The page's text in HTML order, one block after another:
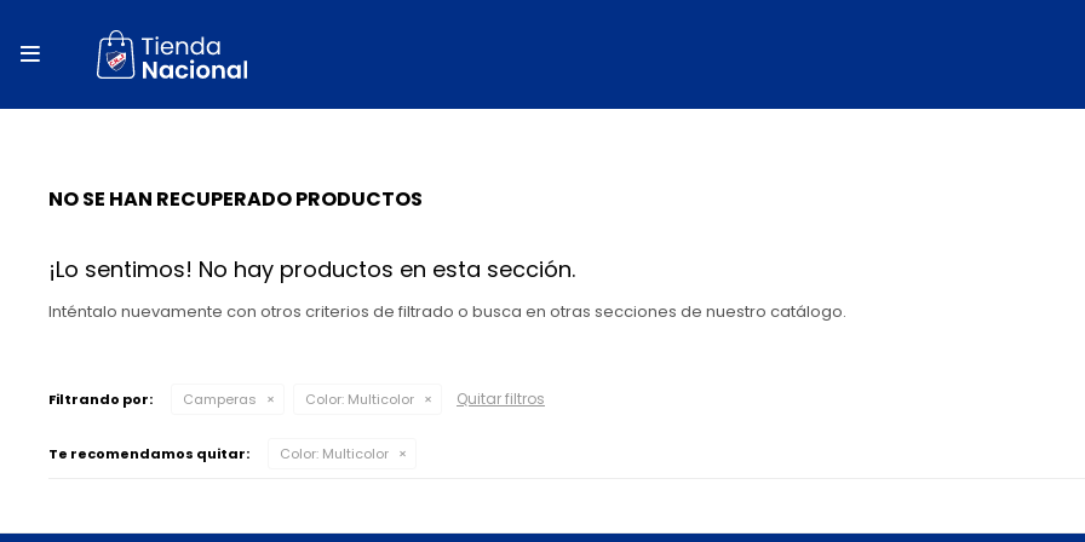

NO SE HAN RECUPERADO PRODUCTOS
¡Lo sentimos! No hay productos en esta sección.
Inténtalo nuevamente con otros criterios de filtrado o busca en otras secciones de nuestro catálogo.
Filtrando por: Camperas Color: Multicolor Quitar filtros
Te recomendamos quitar: Color: Multicolor
close
local_shipping
percent